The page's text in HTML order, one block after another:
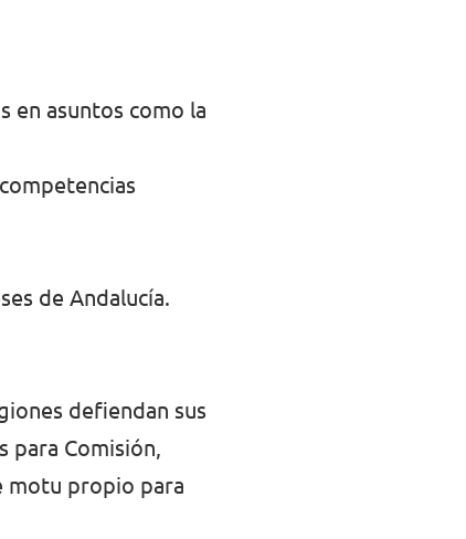
en asuntos como la
de Andalucía.
defiendan sus
Comisión,
motu propio para